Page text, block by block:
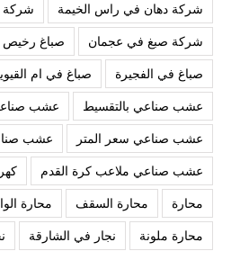
شركة دهان في راس الخيمة
شركة
شركة صبغ في عجمان
صباغ
صباغ في الفجيرة
صباغ في ام
عشب صناعي بالتقسيط
عشب
عشب صناعي سعر المتر
عشب
عشب صناعي ملاعب كرة القدم
محارة
محارة السقف محارة
محارة ملونة
نجار في الشارقة